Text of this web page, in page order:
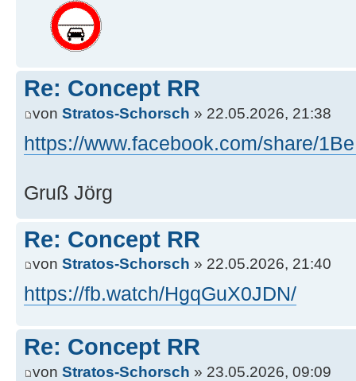
Re: Concept RR
von Stratos-Schorsch » 22.05.2026, 21:38
https://www.facebook.com/share/
Gruß Jörg
Re: Concept RR
von Stratos-Schorsch » 22.05.2026, 21:40
https://fb.watch/HgqGuX0JDN/
Re: Concept RR
von Stratos-Schorsch » 23.05.2026, 09:09